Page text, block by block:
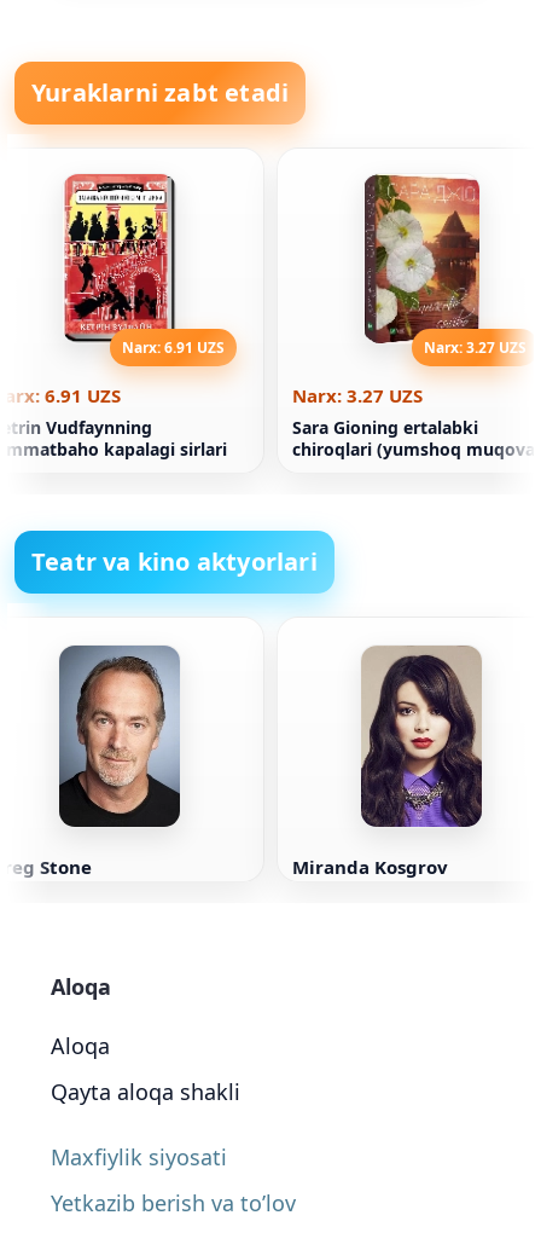
Yuraklarni zabt etadi
Narx: 6.91 UZS
6.91 UZS
Vudfaynning
kapalagi sirlari
Narx: 3.27 UZS
Narx: 3.27 UZS
Sara Gioning ertalabki
chiroqlari (yumshoq muqova)
Teatr va kino aktyorlari
Stone Miranda Kosgrov
Aloqa
Aloqa
Qayta aloqa shakli
Maxfiylik siyosati
Yetkazib berish va to’lov